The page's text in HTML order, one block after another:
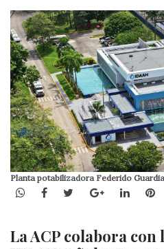
Planta potabilizadora Federido
WhatsApp
Facebook
TwitterGoogle+
La ACP colabora